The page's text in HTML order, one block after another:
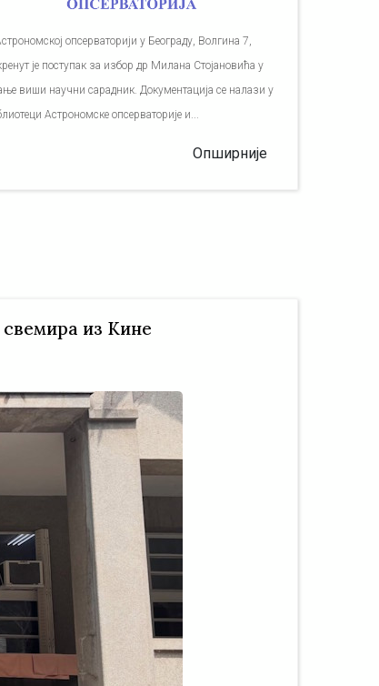
опсерваторији у Београду, Волгина 7,
је поступак за избор др Милана Стојановића у
виши научни сарадник. Документација се налази у
Астрономске опсерваторије и...
Опширније
из Кине